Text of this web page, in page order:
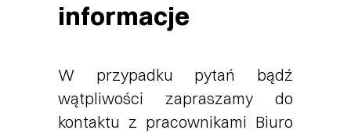
informacje
W przypadku pytań bądź
wątpliwości zapraszamy do
kontaktu z pracownikami Biuro